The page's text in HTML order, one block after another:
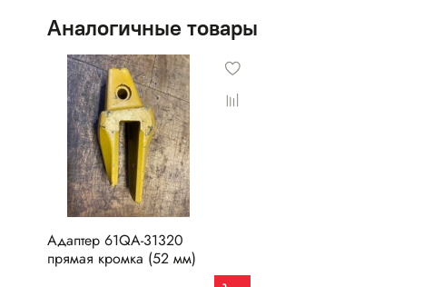
Аналогичные товары
Адаптер 61QA-31320
прямая кромка (52 мм)